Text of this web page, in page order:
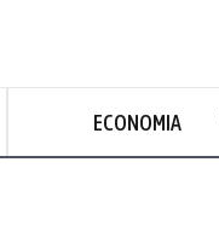
ECONOMIA